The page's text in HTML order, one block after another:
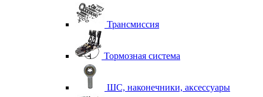
Трансмиссия
Тормозная система
ШС, наконечники, аксессуары